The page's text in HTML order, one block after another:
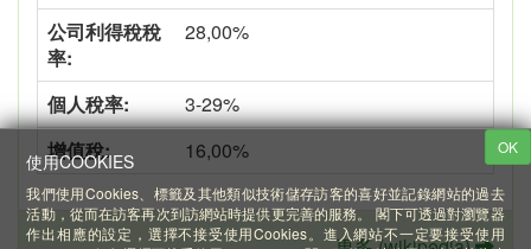
公司利得稅稅
率:
28,00%
個人稅率:
3-29%
增值稅:
16,00% OK
使用COOKIES
我們使用Cookies、標籤及其他類似技術儲存訪客的喜好並記錄網站的過去
活動，從而在訪客再次到訪網站時提供更完善的服務。 閣下可透過對瀏覽器
作出相應的設定，選擇不接受使用Cookies。進入網站不一定要接受使用